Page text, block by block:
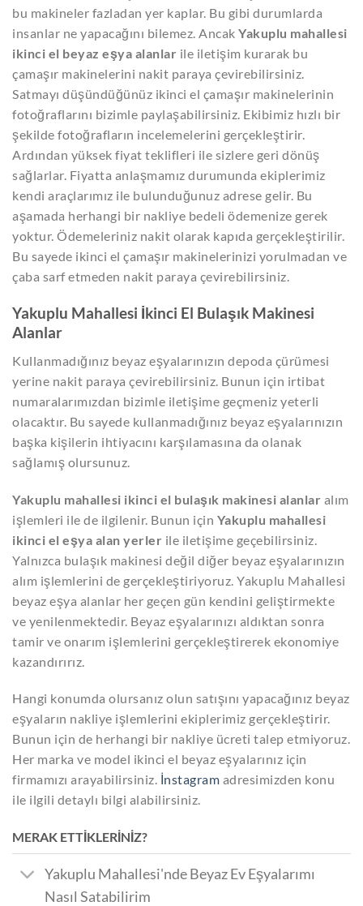
bu makineler fazladan yer kaplar. Bu gibi durumlarda
insanlar ne yapacağını bilemez. Ancak Yakuplu mahallesi
ikinci el beyaz eşya alanlar ile iletişim kurarak bu
çamaşır makinelerini nakit paraya çevirebilirsiniz.
Satmayı düşündüğünüz ikinci el çamaşır makinelerinin
fotoğraflarını bizimle paylaşabilirsiniz. Ekibimiz hızlı bir
şekilde fotoğrafların incelemelerini gerçekleştirir.
Ardından yüksek fiyat teklifleri ile sizlere geri dönüş
sağlarlar. Fiyatta anlaşmamız durumunda ekiplerimiz
kendi araçlarımız ile bulunduğunuz adrese gelir. Bu
aşamada herhangi bir nakliye bedeli ödemenize gerek
yoktur. Ödemeleriniz nakit olarak kapıda gerçekleştirilir.
Bu sayede ikinci el çamaşır makinelerinizi yorulmadan ve
çaba sarf etmeden nakit paraya çevirebilirsiniz.
Yakuplu Mahallesi İkinci El Bulaşık Makinesi
Alanlar
Kullanmadığınız beyaz eşyalarınızın depoda çürümesi
yerine nakit paraya çevirebilirsiniz. Bunun için irtibat
numaralarımızdan bizimle iletişime geçmeniz yeterli
olacaktır. Bu sayede kullanmadığınız beyaz eşyalarınızın
başka kişilerin ihtiyacını karşılamasına da olanak
sağlamış olursunuz.
Yakuplu mahallesi ikinci el bulaşık makinesi alanlar alım
işlemleri ile de ilgilenir. Bunun için Yakuplu mahallesi
ikinci el eşya alan yerler ile iletişime geçebilirsiniz.
Yalnızca bulaşık makinesi değil diğer beyaz eşyalarınızın
alım işlemlerini de gerçekleştiriyoruz. Yakuplu Mahallesi
beyaz eşya alanlar her geçen gün kendini geliştirmekte
ve yenilenmektedir. Beyaz eşyalarınızı aldıktan sonra
tamir ve onarım işlemlerini gerçekleştirerek ekonomiye
kazandırırız.
Hangi konumda olursanız olun satışını yapacağınız beyaz
eşyaların nakliye işlemlerini ekiplerimiz gerçekleştirir.
Bunun için de herhangi bir nakliye ücreti talep etmiyoruz.
Her marka ve model ikinci el beyaz eşyalarınız için
firmamızı arayabilirsiniz. İnstagram adresimizden konu
ile ilgili detaylı bilgi alabilirsiniz.
MERAK ETTİKLERİNİZ?
Yakuplu Mahallesi'nde Beyaz Ev Eşyalarımı
Nasıl Satabilirim